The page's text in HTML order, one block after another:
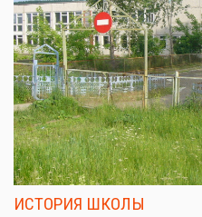
ИСТОРИЯ ШКОЛЫ